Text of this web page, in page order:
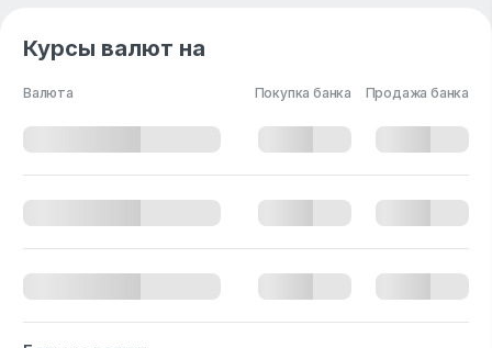
Курсы валют на
Валюта Покупка банка Продажа банка